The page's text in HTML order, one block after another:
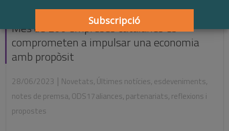
Més de 200 empreses catalanes es
comprometen a impulsar una economia
amb propòsit
28/06/2023 | Novetats, Últimes notícies, esdeveniments,
notes de premsa, ODS17aliances, partenariats, reflexions i
propostes